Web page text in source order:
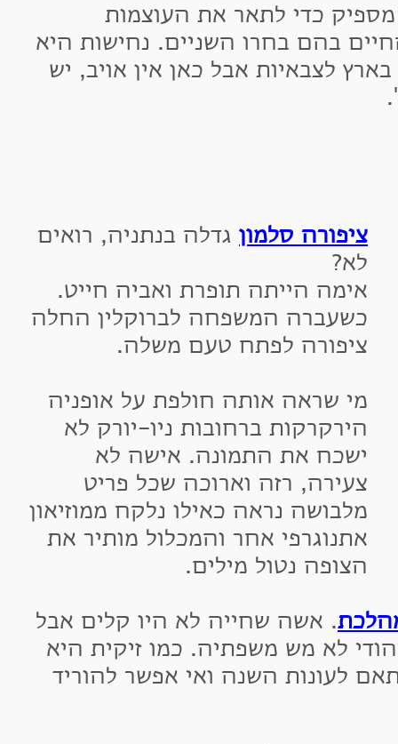
כדי לתאר את העוצמות
בהם בחרו השניים. נחישות היא
אבל כאן אין אויב, יש
סלמוןגדלה בנתניה, רואים
הייתה תופרת ואביה חייט.
המשפחה לברוקלין החלה
לפתח טעם משלה.
שראה אותה חולפת על אופניה
ברחובות ניו-יורק לא
את התמונה. אישה לא
רזה וארוכה שכל פריט
נראה כאילו נלקח ממוזיאון
אחר והמכלול מותיר את
נטול מילים.
. אשה שחייה לא היו קלים אבל
לא מש משפתיה. כמו זיקית היא
השנה ואי אפשר להוריד